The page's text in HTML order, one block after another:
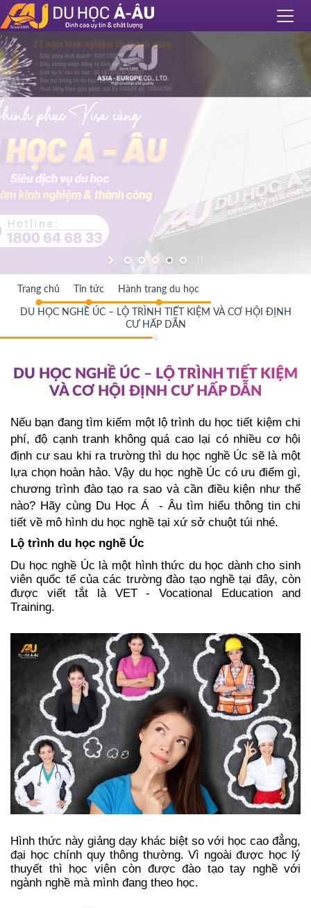
Trang chủ Tin tức Hành trang du học
DU HỌC NGHỀ ÚC – LỘ TRÌNH TIẾT KIỆM VÀ CƠ HỘI ĐỊNH
CƯ HẤP DẪN
DU HỌC NGHỀ ÚC – LỘ TRÌNH TIẾT KIỆM
VÀ CƠ HỘI ĐỊNH CƯ HẤP DẪN
Nếu bạn đang tìm kiếm một lộ trình du học tiết kiệm chi
phí, độ cạnh tranh không quá cao lại có nhiều cơ hội
định cư sau khi ra trường thì du học nghề Úc sẽ là một
lựa chọn hoàn hảo. Vậy du học nghề Úc có ưu điểm gì,
chương trình đào tạo ra sao và cần điều kiện như thế
nào? Hãy cùng Du Học Á  - Âu tìm hiểu thông tin chi
tiết về mô hình du học nghề tại xứ sở chuột túi nhé.
Lộ trình du học nghề Úc
Du học nghề Úc là một hình thức du học dành cho sinh
viên quốc tế của các trường đào tạo nghề tại đây, còn
được viết tắt là VET - Vocational Education and
Training.
Hình thức này giảng dạy khác biệt so với học cao đẳng,
đại học chính quy thông thường. Vì ngoài được học lý
thuyết thì học viên còn được đào tạo tay nghề với
ngành nghề mà mình đang theo học.